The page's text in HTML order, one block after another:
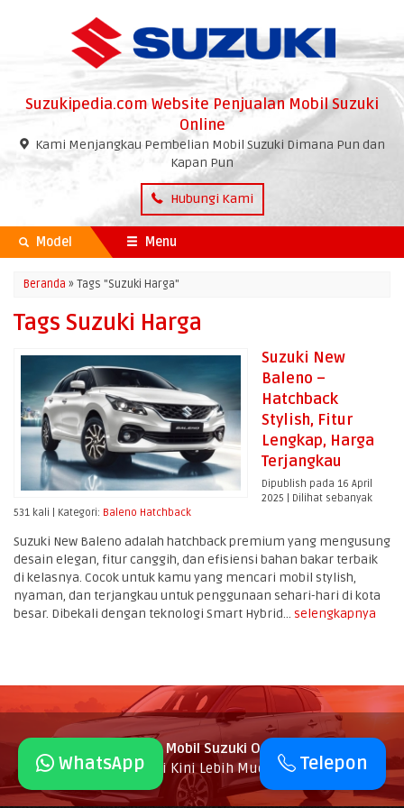
Suzukipedia.com Website Penjualan Mobil Suzuki
Online
Kami Menjangkau Pembelian Mobil Suzuki Dimana Pun dan
Kapan Pun
Hubungi Kami
Model Menu
Beranda »Tags "Suzuki Harga"
Tags Suzuki Harga
Suzuki New
Baleno –
Hatchback
Stylish, Fitur
Lengkap, Harga
Terjangkau
Dipublish pada 16 April
2025 | Dilihat sebanyak
531 kali | Kategori: Baleno Hatchback
Suzuki New Baleno adalah hatchback premium yang mengusung
desain elegan, fitur canggih, dan efisiensi bahan bakar terbaik
di kelasnya. Cocok untuk kamu yang mencari mobil stylish,
nyaman, dan terjangkau untuk penggunaan sehari-hari di kota
besar. Dibekali dengan teknologi Smart Hybrid... selengkapnya
SuzukiPedia Dealer Mobil Suzuki Online
Suzuki Kini Lebih Mudah
Telepon
WhatsApp